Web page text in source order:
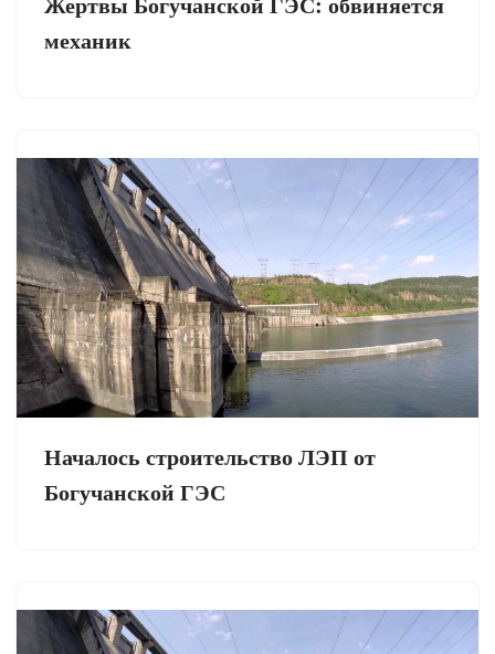
механик
Началось строительство ЛЭП от
Богучанской ГЭС